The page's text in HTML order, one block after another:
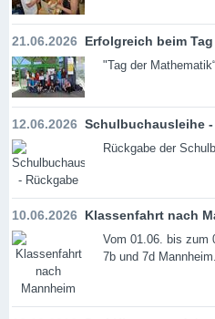
21.06.2026 Erfolgreich beim
"Tag der
12.06.2026 Schulbuchausleihe
Rückgabe der
10.06.2026 Klassenfahrt nach
Vom 01.06. bis zum
7b und 7d Mannheim.